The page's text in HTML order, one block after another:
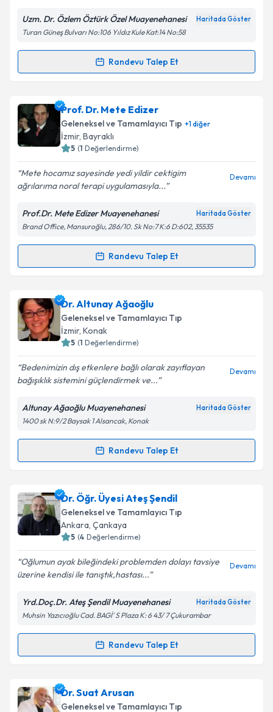
Kişisel verilerimin işlenmesine ilişkin
Aydınlatma
Metni'ni okudum ve kişisel verilerimin belirtilen
kapsamda işlenmesini kabul ediyorum.
Uzm. Dr. Özlem Öztürk Özel Muayenehanesi Haritada Göster
Turan Güneş Bulvarı No:106 Yıldız Kule Kat:14 No:58
Randevu Talep Et
Randevu Takvimi Talebi
Uzm. Dr. Özlem Öztürkiçin randevu takvimi talebi
oluşturun. Size bu uzmandan randevu almanız için bir
takvim hazırlandığında e-posta ile bilgilendireceğiz.
Kişisel verilerimin işlenmesine ilişkin
Aydınlatma
Metni'ni okudum ve kişisel verilerimin belirtilen
kapsamda işlenmesini kabul ediyorum.
Prof. Dr. Mete Edizer
Geleneksel ve Tamamlayıcı Tıp +1diğer
İzmir, Bayraklı
5 (1 Değerlendirme)
Mete hocamız sayesinde yedi yildir cektigim
ağrılarıma noral terapi uygulamasıyla...
Devamı
Prof.Dr. Mete Edizer Muayenehanesi Haritada Göster
Brand Office, Mansuroğlu, 286/10. Sk No:7 K:6 D:602, 35535
Randevu Talep Et
Randevu Takvimi Talebi
Prof. Dr. Mete Edizeriçin randevu takvimi talebi
oluşturun. Size bu uzmandan randevu almanız için bir
takvim hazırlandığında e-posta ile bilgilendireceğiz.
Kişisel verilerimin işlenmesine ilişkin
Aydınlatma
Metni'ni okudum ve kişisel verilerimin belirtilen
kapsamda işlenmesini kabul ediyorum.
Dr. Altunay Ağaoğlu
Geleneksel ve Tamamlayıcı Tıp
İzmir, Konak
5 (1 Değerlendirme)
Bedenimizin dış etkenlere bağlı olarak zayıflayan
bağışıklık sistemini güçlendirmek ve...
Devamı
Altunay Ağaoğlu Muayenehanesi Haritada Göster
1400 sk N:9/2 Baysak 1 Alsancak, Konak
Randevu Talep Et
Randevu Takvimi Talebi
Dr. Altunay Ağaoğlu için randevu takvimi talebi
oluşturun. Size bu uzmandan randevu almanız için bir
takvim hazırlandığında e-posta ile bilgilendireceğiz.
Kişisel verilerimin işlenmesine ilişkin
Aydınlatma
Metni'ni okudum ve kişisel verilerimin belirtilen
kapsamda işlenmesini kabul ediyorum.
Dr. Öğr. Üyesi Ateş Şendil
Geleneksel ve Tamamlayıcı Tıp
Ankara, Çankaya
5 (4 Değerlendirme)
Oğlumun ayak bileğindeki problemden dolayı tavsiye
üzerine kendisi ile tanıştık,hastası...
Devamı
Yrd.Doç.Dr. Ateş Şendil Muayenehanesi Haritada Göster
Muhsin Yazıcıoğlu Cad. BAGİ' S Plaza K: 6 43/ 7 Çukurambar
Randevu Talep Et
Randevu Takvimi Talebi
Dr. Öğr. Üyesi Ateş Şendil
oluşturun. Size bu uzmandan randevu almanız için bir
Dr. Suat Arusan
Geleneksel ve Tamamlayıcı Tıp